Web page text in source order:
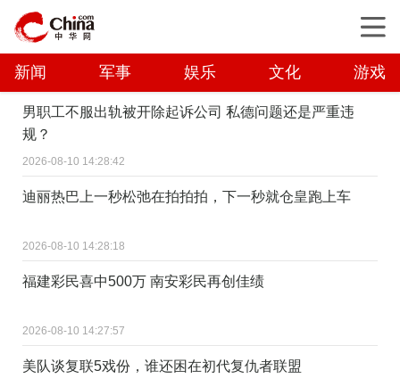
新闻 军事 娱乐 文化 游戏
男职工不服出轨被开除起诉公司 私德问题还是严重违
规？
2026-08-10 14:28:42
迪丽热巴上一秒松弛在拍拍拍，下一秒就仓皇跑上车
2026-08-10 14:28:18
福建彩民喜中500万 南安彩民再创佳绩
2026-08-10 14:27:57
美队谈复联5戏份，谁还困在初代复仇者联盟